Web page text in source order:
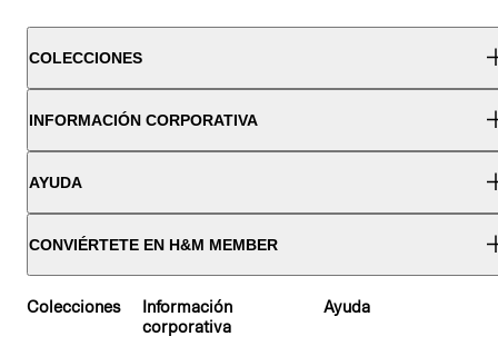
COLECCIONES
INFORMACIÓN CORPORATIVA
AYUDA
CONVIÉRTETE EN H&M MEMBER
Colecciones
Información
corporativa
Ayuda